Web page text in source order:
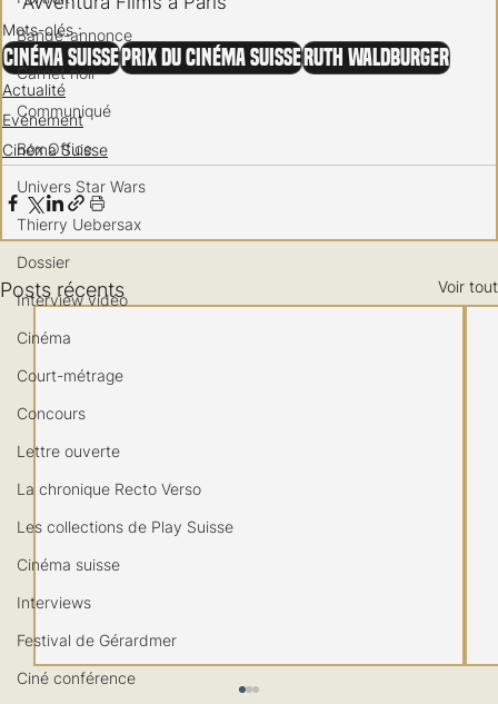
Bande-annonce
Carnet noir
Communiqué
Box Office
Univers Star Wars
Thierry Uebersax
Dossier
Interview vidéo
Cinéma
Court-métrage
Concours
Lettre ouverte
La chronique Recto Verso
Les collections de Play Suisse
Cinéma suisse
Interviews
Festival de Gérardmer
Ciné conférence
Mots-clés :
Cinéma Suisse Prix du cinéma suisse Ruth Waldburger
Actualité
Evénement
Cinéma Suisse
Posts récents Voir tout